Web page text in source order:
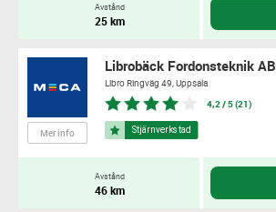
Avstånd
25 km
Mer info
Librobäck Fordonsteknik AB
Libro Ringväg 49,Uppsala
4,2 / 5 (21)
Avstånd
46 km